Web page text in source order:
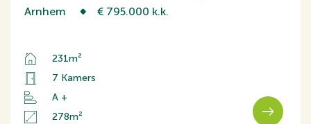
Arnhem € 795.000 k.k.
231m²
7 Kamers
A +
278m²